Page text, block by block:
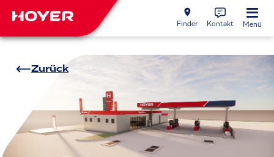
Finder Kontakt Menü
Zurück